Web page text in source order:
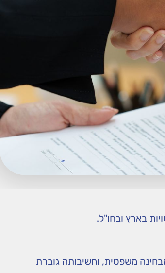
בארץ ובחו"ל.
משפטית, וחשיבותה גוברת